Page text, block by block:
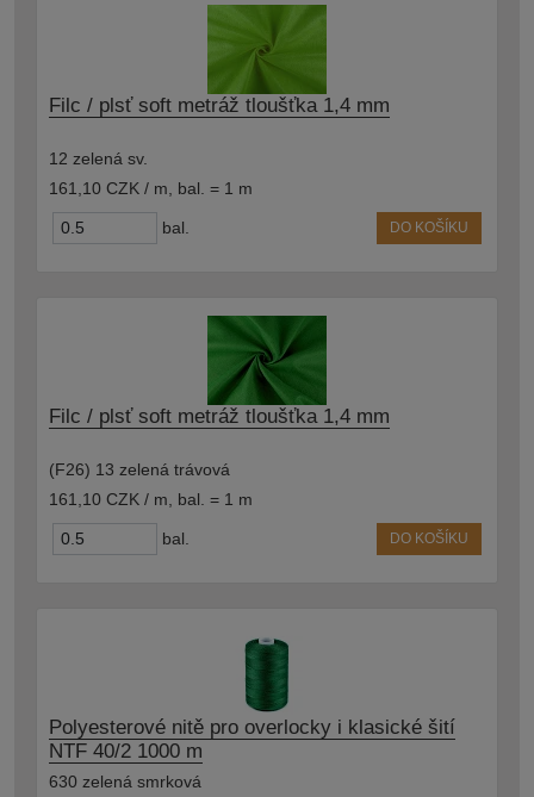
Filc / plsť soft metráž tloušťka 1,4 mm
12 zelená sv.
161,10 CZK / m
bal. = 1 m
bal. DO KOŠÍKU
Filc / plsť soft metráž tloušťka 1,4 mm
(F26) 13 zelená trávová
161,10 CZK / m
bal. = 1 m
bal. DO KOŠÍKU
Polyesterové nitě pro overlocky i klasické šití
NTF 40/2 1000 m
630 zelená smrková